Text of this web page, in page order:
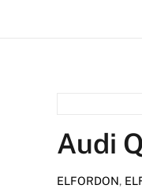
Audi
ELFORDON,